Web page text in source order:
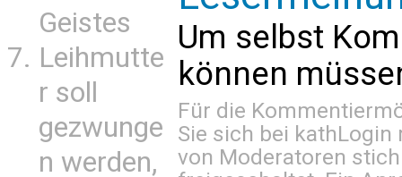
Geistes
Leihmutte
r soll
gezwunge
n werden,
Um selbst
können
Für die
Sie sich bei kathLogin
von Moderatoren